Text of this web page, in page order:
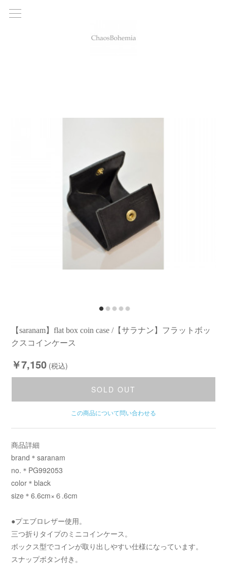
【saranam】flat box coin case /【サラナン】フラットボッ
クスコインケース
￥7,150 (税込)
SOLD OUT
この商品について問い合わせる
商品詳細
brand＊saranam
no.＊PG992053
color＊black
size＊6.6cm×６.6cm
●プエブロレザー使用。
三つ折りタイプのミニコインケース。
ボックス型でコインが取り出しやすい仕様になっています。
スナップボタン付き。